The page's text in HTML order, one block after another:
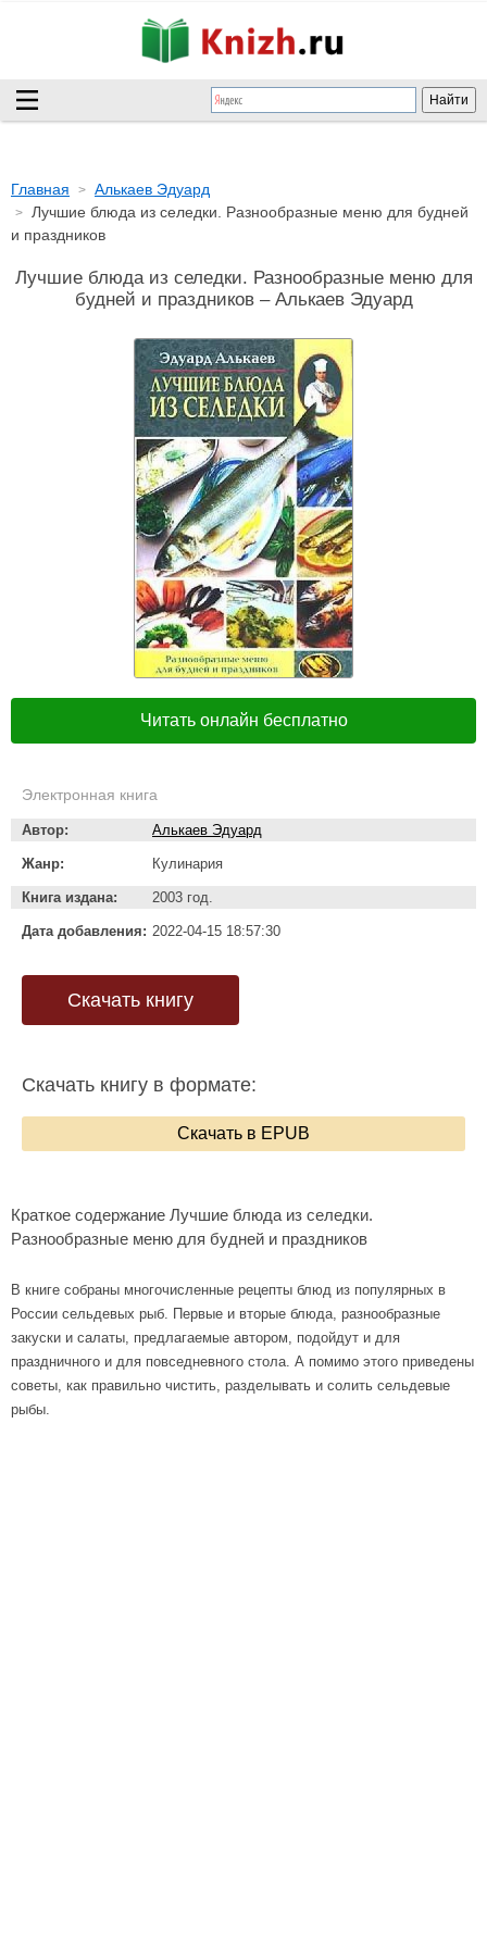
Главная
Алькаев Эдуард
Лучшие блюда из селедки. Разнообразные меню для будней
и праздников
Лучшие блюда из селедки. Разнообразные меню для
будней и праздников – Алькаев Эдуард
Читать онлайн бесплатно
Электронная книга
Автор: Алькаев Эдуард
Жанр: Кулинария
Книга издана: 2003 год.
Дата добавления: 2022-04-15 18:57:30
Скачать книгу
Скачать книгу в формате:
Скачать в EPUB
Краткое содержание Лучшие блюда из селедки.
Разнообразные меню для будней и праздников
В книге собраны многочисленные рецепты блюд из популярных в
России сельдевых рыб. Первые и вторые блюда, разнообразные
закуски и салаты, предлагаемые автором, подойдут и для
праздничного и для повседневного стола. А помимо этого приведены
советы, как правильно чистить, разделывать и солить сельдевые
рыбы.